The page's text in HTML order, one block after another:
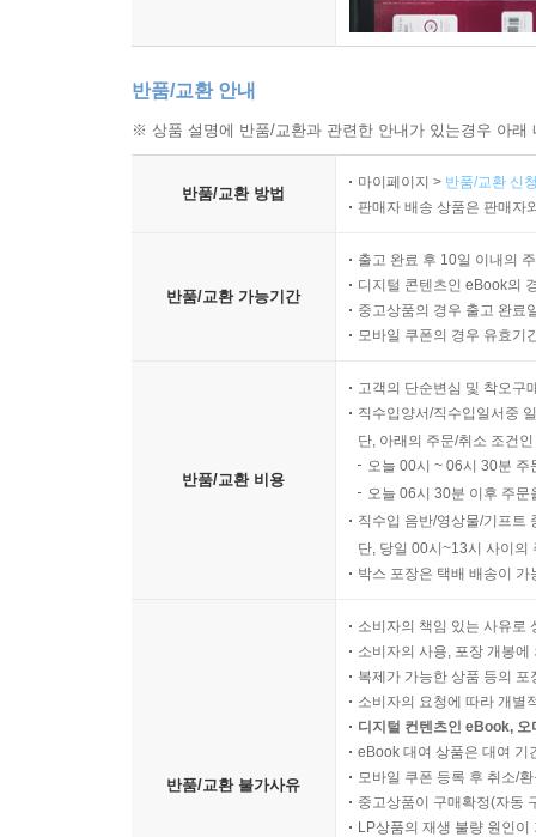
반품/교환 안내
※ 상품 설명에 반품/교환과 관련한 안내가 있는경우 아
반품/교환 방법
마이페이지 > 반품/교환 신
판매자 배송 상품은 판매자
반품/교환 가능기간
출고 완료 후 10일 이내의
디지털 콘텐츠인 eBook의
중고상품의 경우 출고 완료
모바일 쿠폰의 경우 유효기
반품/교환 비용
고객의 단순변심 및 착오구
직수입양서/직수입일서중
단, 아래의 주문/취소 조건
오늘 00시 ~ 06시 30분
오늘 06시 30분 이후 주
직수입 음반/영상물/기프트
단, 당일 00시~13시 사이의
박스 포장은 택배 배송이
반품/교환 불가사유
소비자의 책임 있는 사유로
소비자의 사용, 포장 개봉
복제가 가능한 상품 등의
소비자의 요청에 따라 개별
디지털 컨텐츠인 eBook,
eBook 대여 상품은 대여 기
모바일 쿠폰 등록 후 취소/
중고상품이 구매확정(자동
LP상품의 재생 불량 원인